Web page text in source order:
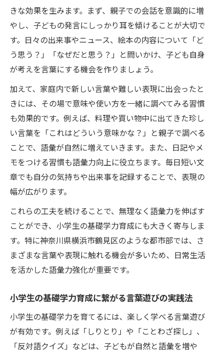
きな効果を生みます。まず、親子での会話を意識的に増
やし、子どもの発言にしっかり耳を傾けることが大切で
す。日々の出来事やニュース、絵本の内容について「ど
う思う？」「なぜだと思う？」と問いかけ、子ども自身
が考えを言葉にする機会を作りましょう。
加えて、家庭内で新しい言葉や難しい表現に出会ったと
きには、その場で意味や使い方を一緒に調べてみる習慣
も効果的です。例えば、料理や買い物中に出てきた珍し
い言葉を「これはどういう意味かな？」と親子で調べる
ことで、語彙が自然に増えていきます。また、日記やメ
モをつける習慣も語彙力向上に役立ちます。毎日短い文
章でも自分の気持ちや出来事を記録することで、表現の
幅が広がります。
これらの工夫を続けることで、無理なく語彙力を伸ばす
ことができ、小学生の基礎学力育成にも大きく寄与しま
す。特に神奈川県横浜市鶴見区のような都市部では、さ
まざまな言葉や表現に触れる機会が多いため、日常生活
を活かした語彙力強化が重要です。
小学生の基礎学力育成に繋がる言葉遊びの実践法
小学生の基礎学力を育てるには、楽しく学べる言葉遊び
が有効です。例えば「しりとり」や「ことわざ探し」、
「反対語クイズ」などは、子どもが自然と語彙を増や